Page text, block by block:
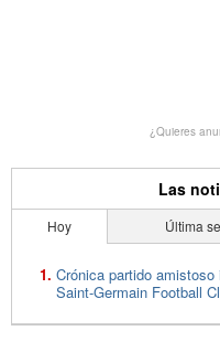
¿Quieres
Las
Hoy Última
Crónica partido
Saint-Germain Football